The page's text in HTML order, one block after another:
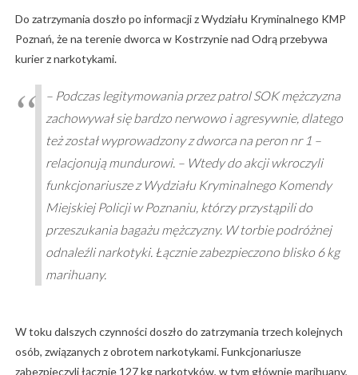
Do zatrzymania doszło po informacji z Wydziału Kryminalnego KMP
Poznań, że na terenie dworca w Kostrzynie nad Odrą przebywa
kurier z narkotykami.
– Podczas legitymowania przez patrol SOK mężczyzna
zachowywał się bardzo nerwowo i agresywnie, dlatego
też został wyprowadzony z dworca na peron nr 1 –
relacjonują mundurowi. – Wtedy do akcji wkroczyli
funkcjonariusze z Wydziału Kryminalnego Komendy
Miejskiej Policji w Poznaniu, którzy przystąpili do
przeszukania bagażu mężczyzny. W torbie podróżnej
odnaleźli narkotyki. Łącznie zabezpieczono blisko 6 kg
marihuany.
W toku dalszych czynności doszło do zatrzymania trzech kolejnych
osób, związanych z obrotem narkotykami. Funkcjonariusze
zabezpieczyli łącznie 127 kg narkotyków, w tym głównie marihuany,